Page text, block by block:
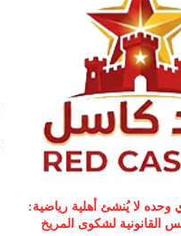
وحده لا يُنشئ أهلية رياضية:
القانونية لشكوى المريخ